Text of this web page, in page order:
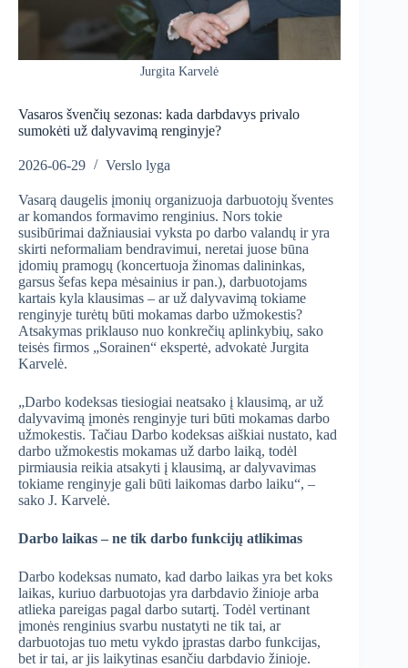
Jurgita Karvelė
Vasaros švenčių sezonas: kada darbdavys privalo
sumokėti už dalyvavimą renginyje?
2026-06-29 Verslo lyga
Vasarą daugelis įmonių organizuoja darbuotojų šventes
ar komandos formavimo renginius. Nors tokie
susibūrimai dažniausiai vyksta po darbo valandų ir yra
skirti neformaliam bendravimui, neretai juose būna
įdomių pramogų (koncertuoja žinomas dalininkas,
garsus šefas kepa mėsainius ir pan.), darbuotojams
kartais kyla klausimas – ar už dalyvavimą tokiame
renginyje turėtų būti mokamas darbo užmokestis?
Atsakymas priklauso nuo konkrečių aplinkybių, sako
teisės firmos „Sorainen“ ekspertė, advokatė Jurgita
Karvelė.
„Darbo kodeksas tiesiogiai neatsako į klausimą, ar už
dalyvavimą įmonės renginyje turi būti mokamas darbo
užmokestis. Tačiau Darbo kodeksas aiškiai nustato, kad
darbo užmokestis mokamas už darbo laiką, todėl
pirmiausia reikia atsakyti į klausimą, ar dalyvavimas
tokiame renginyje gali būti laikomas darbo laiku“, –
sako J. Karvelė.
Darbo laikas – ne tik darbo funkcijų atlikimas
Darbo kodeksas numato, kad darbo laikas yra bet koks
laikas, kuriuo darbuotojas yra darbdavio žinioje arba
atlieka pareigas pagal darbo sutartį. Todėl vertinant
įmonės renginius svarbu nustatyti ne tik tai, ar
darbuotojas tuo metu vykdo įprastas darbo funkcijas,
bet ir tai, ar jis laikytinas esančiu darbdavio žinioje.